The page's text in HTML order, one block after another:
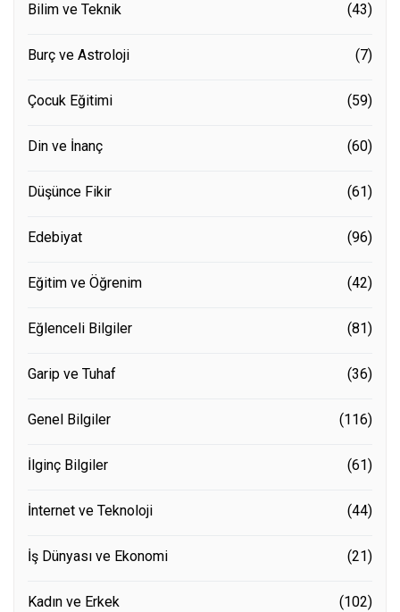
Bilim ve Teknik (43)
Burç ve Astroloji (7)
Çocuk Eğitimi (59)
Din ve İnanç (60)
Düşünce Fikir (61)
Edebiyat (96)
Eğitim ve Öğrenim (42)
Eğlenceli Bilgiler (81)
Garip ve Tuhaf (36)
Genel Bilgiler (116)
İlginç Bilgiler (61)
İnternet ve Teknoloji (44)
İş Dünyası ve Ekonomi (21)
Kadın ve Erkek (102)